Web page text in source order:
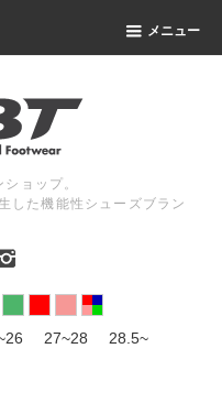
メニュー
ョップ。
した機能性シューズブラン
27~28 28.5~